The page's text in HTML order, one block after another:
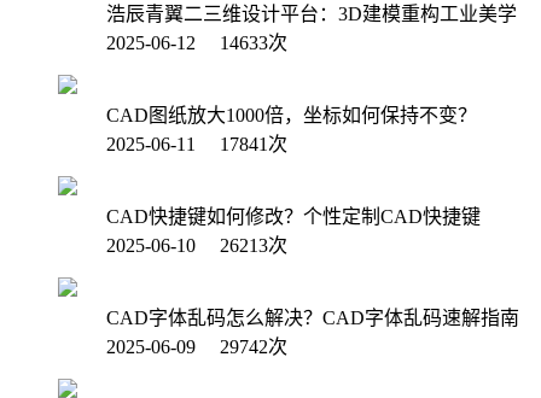
浩辰青翼二三维设计平台：3D建模重构工业美学
2025-06-12 14633次
CAD图纸放大1000倍，坐标如何保持不变？
2025-06-11 17841次
CAD快捷键如何修改？个性定制CAD快捷键
2025-06-10 26213次
CAD字体乱码怎么解决？CAD字体乱码速解指南
2025-06-09 29742次